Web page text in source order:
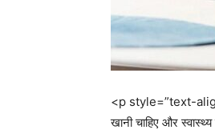
<p style=”text-
खानी चाहिए और